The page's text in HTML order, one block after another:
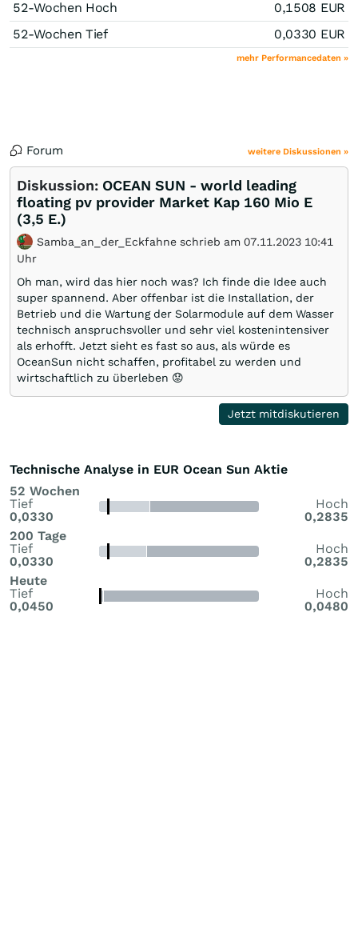
52-Wochen Hoch 0,1508 EUR
52-Wochen Tief
0,0330 EUR
mehr Performancedaten »
Forum weitere Diskussionen »
Diskussion: OCEAN SUN - world leading
floating pv provider Market Kap 160 Mio E
(3,5 E.)
Samba_an_der_Eckfahne schrieb am 07.11.2023 10:41
Uhr
Oh man, wird das hier noch was? Ich finde die Idee auch
super spannend. Aber offenbar ist die Installation, der
Betrieb und die Wartung der Solarmodule auf dem Wasser
technisch anspruchsvoller und sehr viel kostenintensiver
als erhofft. Jetzt sieht es fast so aus, als würde es
OceanSun nicht schaffen, profitabel zu werden und
wirtschaftlich zu überleben 😟
Jetzt mitdiskutieren
Technische Analyse in EUR Ocean Sun Aktie
52 Wochen
Tief
0,0330
Hoch
0,2835
200 Tage
Tief
0,0330
Hoch
0,2835
Heute
Tief
0,0450
Hoch
0,0480